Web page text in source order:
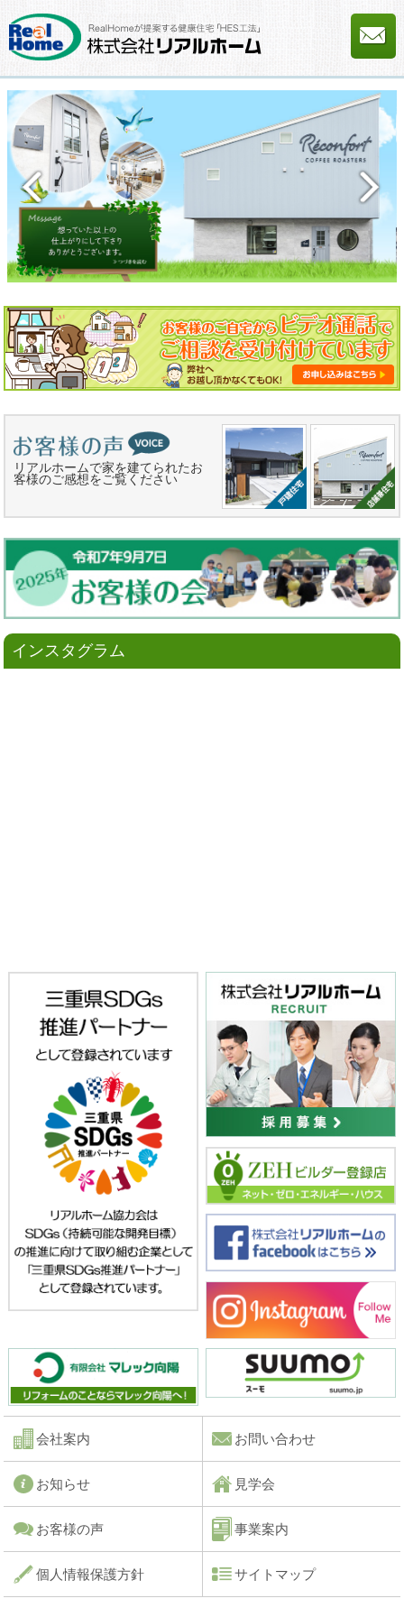
リアルホームで家を建てられたお
客様のご感想をご覧ください
インスタグラム
会社案内 お問い合わせ
お知らせ 見学会
お客様の声 事業案内
個人情報保護方針 サイトマップ